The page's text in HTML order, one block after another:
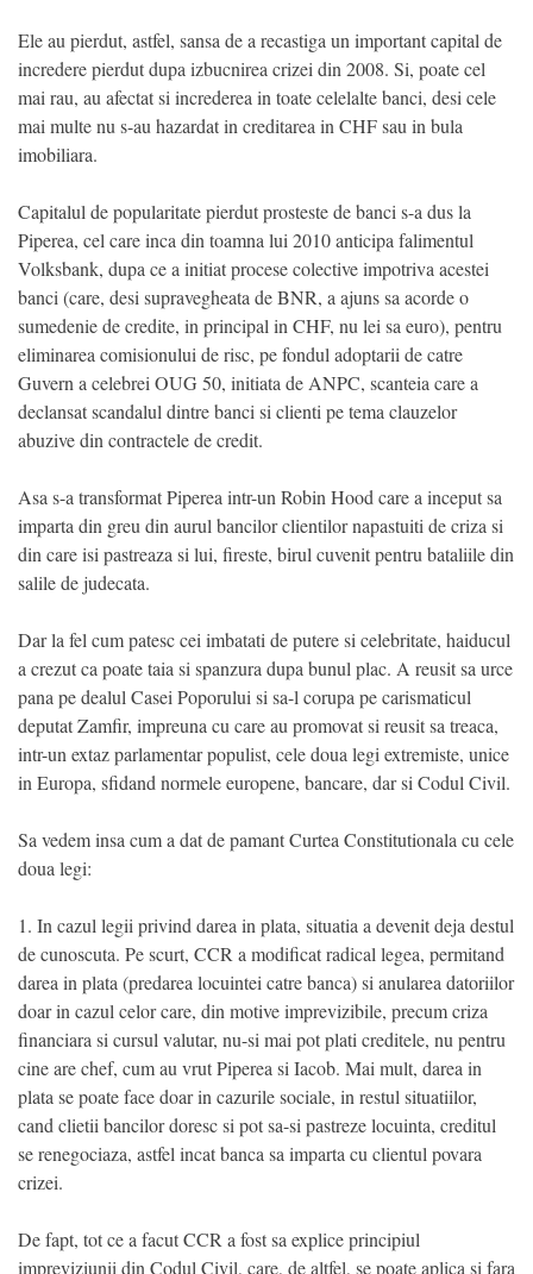
Ele au pierdut, astfel, sansa de a recastiga un important capital de
incredere pierdut dupa izbucnirea crizei din 2008. Si, poate cel
mai rau, au afectat si increderea in toate celelalte banci, desi cele
mai multe nu s-au hazardat in creditarea in CHF sau in bula
imobiliara.
Capitalul de popularitate pierdut prosteste de banci s-a dus la
Piperea, cel care inca din toamna lui 2010 anticipa falimentul
Volksbank, dupa ce a initiat procese colective impotriva acestei
banci (care, desi supravegheata de BNR, a ajuns sa acorde o
sumedenie de credite, in principal in CHF, nu lei sa euro), pentru
eliminarea comisionului de risc, pe fondul adoptarii de catre
Guvern a celebrei OUG 50, initiata de ANPC, scanteia care a
declansat scandalul dintre banci si clienti pe tema clauzelor
abuzive din contractele de credit.
Asa s-a transformat Piperea intr-un Robin Hood care a inceput sa
imparta din greu din aurul bancilor clientilor napastuiti de criza si
din care isi pastreaza si lui, fireste, birul cuvenit pentru bataliile din
salile de judecata.
Dar la fel cum patesc cei imbatati de putere si celebritate, haiducul
a crezut ca poate taia si spanzura dupa bunul plac. A reusit sa urce
pana pe dealul Casei Poporului si sa-l corupa pe carismaticul
deputat Zamfir, impreuna cu care au promovat si reusit sa treaca,
intr-un extaz parlamentar populist, cele doua legi extremiste, unice
in Europa, sfidand normele europene, bancare, dar si Codul Civil.
Sa vedem insa cum a dat de pamant Curtea Constitutionala cu cele
doua legi:
1. In cazul legii privind darea in plata, situatia a devenit deja destul
de cunoscuta. Pe scurt, CCR a modificat radical legea, permitand
darea in plata (predarea locuintei catre banca) si anularea datoriilor
doar in cazul celor care, din motive imprevizibile, precum criza
financiara si cursul valutar, nu-si mai pot plati creditele, nu pentru
cine are chef, cum au vrut Piperea si Iacob. Mai mult, darea in
plata se poate face doar in cazurile sociale, in restul situatiilor,
cand clietii bancilor doresc si pot sa-si pastreze locuinta, creditul
se renegociaza, astfel incat banca sa imparta cu clientul povara
crizei.
De fapt, tot ce a facut CCR a fost sa explice principiul
impreviziunii din Codul Civil, care, de altfel, se poate aplica si fara